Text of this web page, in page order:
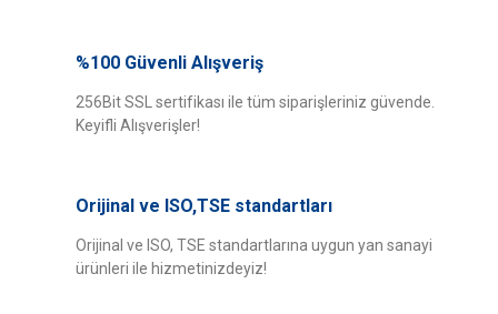
Bu ürüne ilk yorumu siz yapın!
yetersiz gördüğünüz noktaları öneri formunu kullanarak tarafımıza
iletebilirsiniz.
Görüş ve önerileriniz için teşekkür ederiz.
Ürün bilgilerinde hatalar bulunuyor.
Ürün fiyatı diğer sitelerden daha pahalı.
Bu ürüne benzer farklı alternatifler olmalı.
%100 Güvenli Alışveriş
256Bit SSL sertifikası ile tüm siparişleriniz güvende.
Keyifli Alışverişler!
Orijinal ve ISO,TSE standartları
Orijinal ve ISO, TSE standartlarına uygun yan sanayi
ürünleri ile hizmetinizdeyiz!